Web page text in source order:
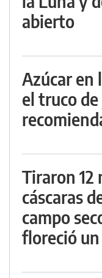
abierto
Azúcar en
el truco
Tiraron 12
cáscaras
campo
floreció